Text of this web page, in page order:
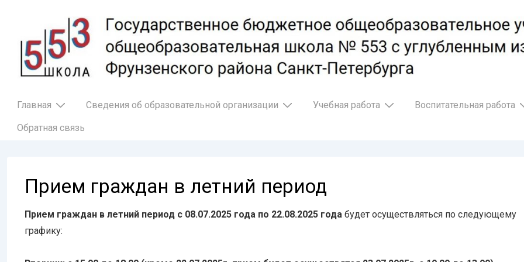
основному
содержимому
Основная
Главная Сведения об образовательной организации Учебная работа Воспитательная работа
Обратная связь
Прием граждан в летний период
Прием граждан в летний период с 08.07.2025 года по 22.08.2025 года будет осуществляться по следующему
графику: